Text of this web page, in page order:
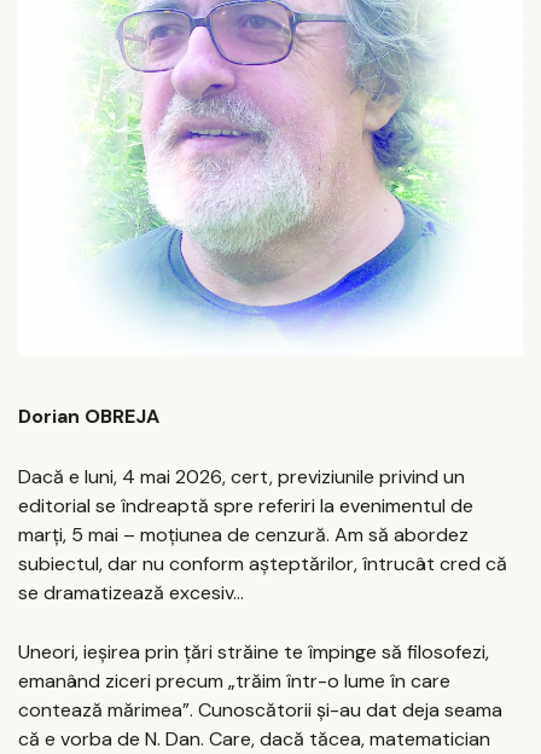
Dorian OBREJA
Dacă e luni, 4 mai 2026, cert, previziunile privind un
editorial se îndreaptă spre referiri la evenimentul de
marți, 5 mai – moțiunea de cenzură. Am să abordez
subiectul, dar nu conform așteptărilor, întrucât cred că
se dramatizează excesiv...
Uneori, ieșirea prin țări străine te împinge să filosofezi,
emanând ziceri precum „trăim într-o lume în care
contează mărimea”. Cunoscătorii și-au dat deja seama
că e vorba de N. Dan. Care, dacă tăcea, matematician